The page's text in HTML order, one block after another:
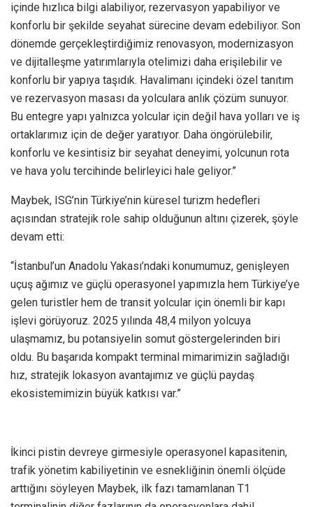
içinde hızlıca bilgi alabiliyor, rezervasyon yapabiliyor ve
konforlu bir şekilde seyahat sürecine devam edebiliyor. Son
dönemde gerçekleştirdiğimiz renovasyon, modernizasyon
ve dijitalleşme yatırımlarıyla otelimizi daha erişilebilir ve
konforlu bir yapıya taşıdık. Havalimanı içindeki özel tanıtım
ve rezervasyon masası da yolculara anlık çözüm sunuyor.
Bu entegre yapı yalnızca yolcular için değil hava yolları ve iş
ortaklarımız için de değer yaratıyor. Daha öngörülebilir,
konforlu ve kesintisiz bir seyahat deneyimi, yolcunun rota
ve hava yolu tercihinde belirleyici hale geliyor.”
Maybek, ISG’nin Türkiye’nin küresel turizm hedefleri
açısından stratejik role sahip olduğunun altını çizerek, şöyle
devam etti:
“İstanbul’un Anadolu Yakası’ndaki konumumuz, genişleyen
uçuş ağımız ve güçlü operasyonel yapımızla hem Türkiye’ye
gelen turistler hem de transit yolcular için önemli bir kapı
işlevi görüyoruz. 2025 yılında 48,4 milyon yolcuya
ulaşmamız, bu potansiyelin somut göstergelerinden biri
oldu. Bu başarıda kompakt terminal mimarimizin sağladığı
hız, stratejik lokasyon avantajımız ve güçlü paydaş
ekosistemimizin büyük katkısı var.”
İkinci pistin devreye girmesiyle operasyonel kapasitenin,
trafik yönetim kabiliyetinin ve esnekliğinin önemli ölçüde
arttığını söyleyen Maybek, ilk fazı tamamlanan T1